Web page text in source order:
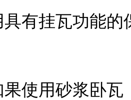
具有挂瓦功能
果使用砂浆卧